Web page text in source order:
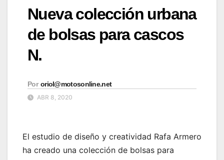
Nueva colección urbana
de bolsas para cascos
N.
Por oriol@motosonline.net
ABR 8, 2020
El estudio de diseño y creatividad Rafa Armero
ha creado una colección de bolsas para